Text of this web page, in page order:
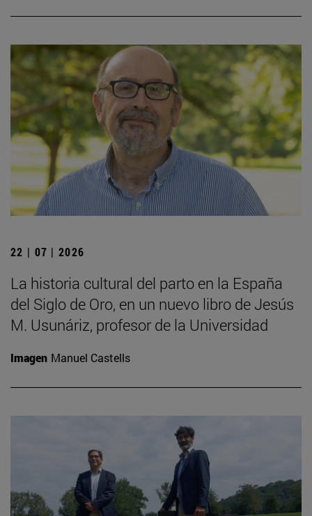
22 | 07 | 2026
La historia cultural del parto en la España
del Siglo de Oro, en un nuevo libro de Jesús
M. Usunáriz, profesor de la Universidad
Imagen Manuel Castells